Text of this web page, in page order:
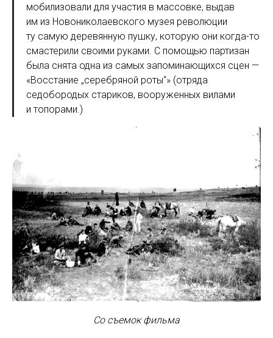
мобилизовали для участия в массовке, выдав
им из Новониколаевского музея революции
ту самую деревянную пушку, которую они когда-то
смастерили своими руками. С помощью партизан
была снята одна из самых запоминающихся сцен —
«Восстание „серебряной роты“» (отряда
седобородых стариков, вооруженных вилами
и топорами.)
Со съемок фильма